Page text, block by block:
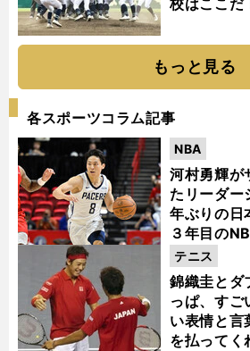
校はここだ
もっと見る
各スポーツコラム記事
河村勇輝が
たリーダ
年ぶりの日
３年目の
NBA
錦織圭とダ
っぱ、す
い表情と言
を払ってく
テニス